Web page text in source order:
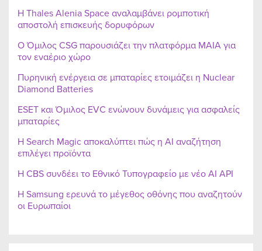
Η Thales Alenia Space αναλαμβάνει ρομποτική
αποστολή επισκευής δορυφόρων
Ο Όμιλος CSG παρουσιάζει την πλατφόρμα MAIA για
τον εναέριο χώρο
Πυρηνική ενέργεια σε μπαταρίες ετοιμάζει η Nuclear
Diamond Batteries
ESET και Όμιλος EVC ενώνουν δυνάμεις για ασφαλείς
μπαταρίες
Η Search Magic αποκαλύπτει πώς η AI αναζήτηση
επιλέγει προϊόντα
Η CBS συνδέει το Εθνικό Τυπογραφείο με νέο AI API
Η Samsung ερευνά το μέγεθος οθόνης που αναζητούν
οι Ευρωπαίοι